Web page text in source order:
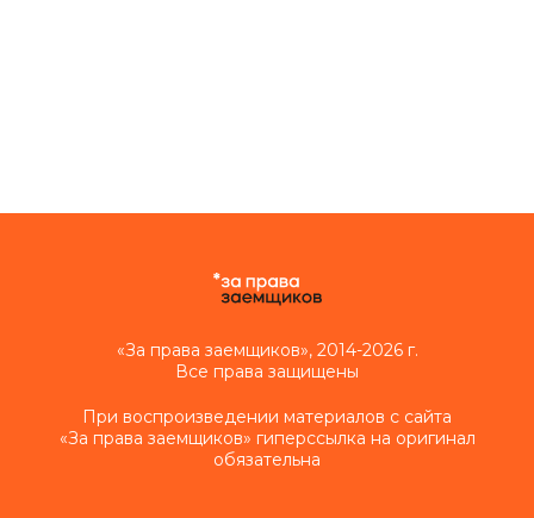
«За права заемщиков», 2014-2026 г.
Все права защищены
При воспроизведении материалов с сайта
«За права заемщиков» гиперссылка на оригинал
обязательна